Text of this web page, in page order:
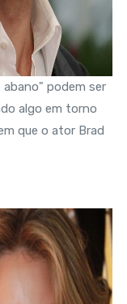
podem ser
algo em torno
que o ator Brad